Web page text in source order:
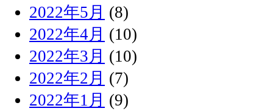
2022年5月 (8)
2022年4月 (10)
2022年3月 (10)
2022年2月 (7)
2022年1月 (9)